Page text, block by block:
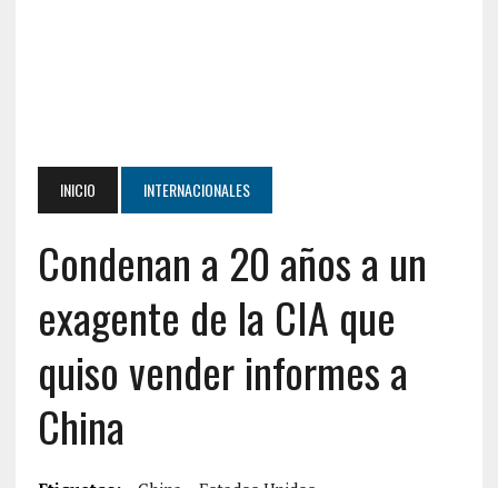
INICIO INTERNACIONALES
Condenan a 20 años a un
exagente de la CIA que
quiso vender informes a
China